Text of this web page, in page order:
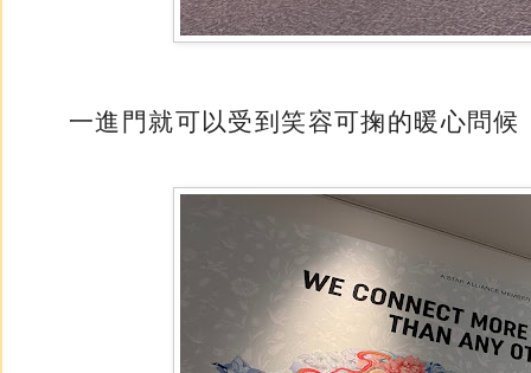
一進門就可以受到笑容可掬的暖心問